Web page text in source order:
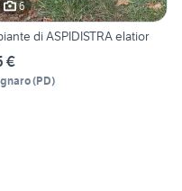
6
di ASPIDISTRA elatior
€
(PD)